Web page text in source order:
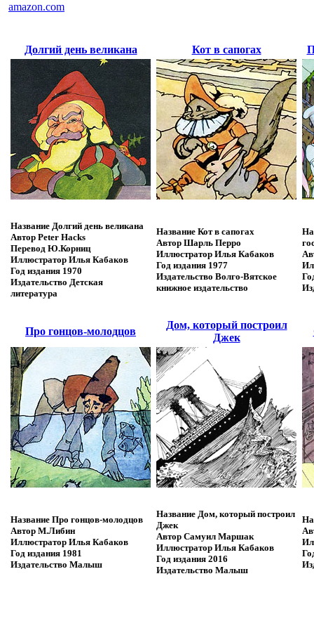
amazon.com
Долгий день великана Кот в сапогах
Название Долгий день великана
Автор Peter Hacks
Перевод Ю.Корниц
Иллюстратор Илья Кабаков
Год издания 1970
Издательство Детская
литература
Название Кот в сапогах
Автор Шарль Перро
Иллюстратор Илья Кабаков
Год издания 1977
Издательство Волго-Вятское
книжное издательство
Про гонцов-молодцов
Дом, который построил
Джек
Название Про гонцов-молодцов
Автор М.Либин
Иллюстратор Илья Кабаков
Год издания 1981
Издательство Малыш
Название Дом, который построил
Джек
Автор Самуил Маршак
Иллюстратор Илья Кабаков
Год издания 2016
Издательство Малыш